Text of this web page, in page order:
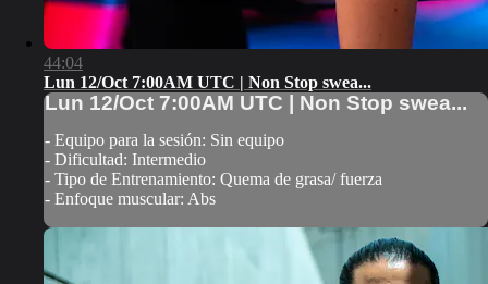
44:04
Lun 12/Oct 7:00AM UTC | Non Stop swea...
Lun 12/Oct 7:00AM UTC | Non Stop swea...
- Equipo para la sesión: Sin equipo
- Dificultad: Intermedio
- Tipo de Entrenamiento: Quema de grasa/ fuerza
- Enfoque muscular: Abs